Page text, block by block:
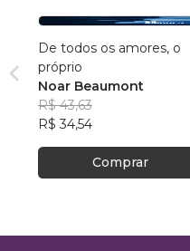
De todos os amores, o
próprio
Noar Beaumont
R$ 43,63
R$ 34,54
Comprar